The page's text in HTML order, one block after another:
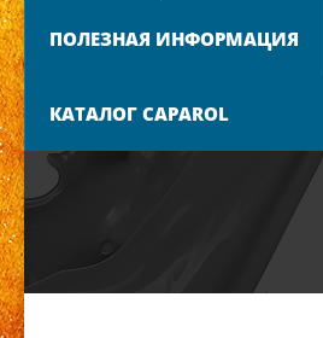
ПОЛЕЗНАЯ ИНФОРМАЦИЯ
КАТАЛОГ CAPAROL